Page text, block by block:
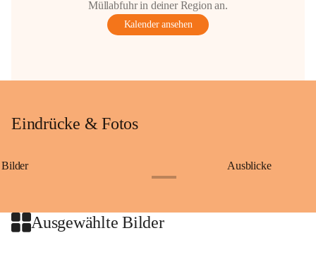
Müllabfuhr in deiner Region an.
Kalender ansehen
Eindrücke & Fotos
Bilder Ausblicke
Ausgewählte Bilder